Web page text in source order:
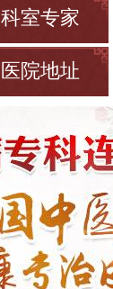
科室专家
医院地址